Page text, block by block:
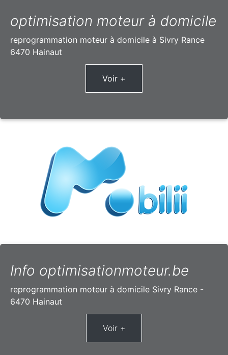
optimisation moteur à domicile
reprogrammation moteur à domicile à Sivry Rance
6470 Hainaut
Voir +
Info optimisationmoteur.be
reprogrammation moteur à domicile Sivry Rance -
6470 Hainaut